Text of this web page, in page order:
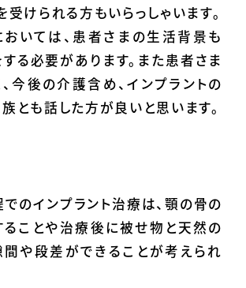
受けられる方もいらっしゃいます。
いては、患者さまの生活背景も
る必要があります。また患者さま
今後の介護含め、インプラントの
とも話した方が良いと思います。
のインプラント治療は、顎の骨の
ことや治療後に被せ物と天然の
や段差ができることが考えられ